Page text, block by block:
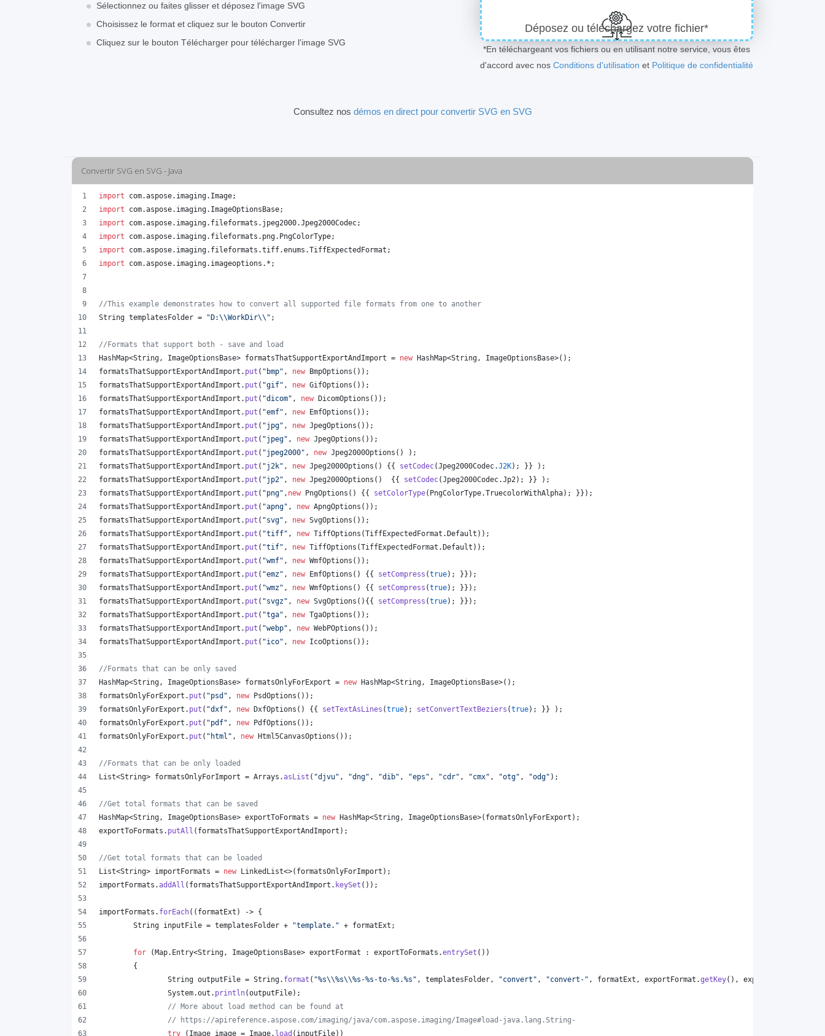
Sélectionnez ou faites glisser et déposez l'image SVG
Choisissez le format et cliquez sur le bouton Convertir
Cliquez sur le bouton Télécharger pour télécharger l'image SVG
Déposez ou téléchargez votre fichier*
*En téléchargeant vos fichiers ou en utilisant notre service, vous êtes
d'accord avec nos Conditions d'utilisation et Politique de confidentialité
Consultez nos démos en direct pour convertir SVG en SVG
Convertir SVG en SVG - Java
import com.aspose. imaging. Image;
import
com.aspose. imaging. ImageOptionsBase;
import
com.aspose. imaging. fileformats . jpeg2000.Jpeg2000Codec;
import
com.aspose. imaging. fileformats . png. PngColorType;
import
com.aspose. imaging. fileformats .tiff.enums .TiffExpectedFormat ;
import
com.aspose. imaging. imageoptions .*;
//This example demonstrates how to convert all supported file formats from one to another
String templatesFolder = "D:\\WorkDir\\ " ;
//Formats that support both - save and load
HashMap<String, ImageOptionsBase> formatsThatSupportExportAndImport = new HashMap<String, ImageOptionsBase>();
formatsThatSupportExportAndImport . put ( "bmp" , new BmpOptions ());
formatsThatSupportExportAndImport . put ( "gif" , new GifOptions ());
formatsThatSupportExportAndImport . put ( "dicom" , new DicomOptions ());
formatsThatSupportExportAndImport . put ( "emf" , new EmfOptions ());
formatsThatSupportExportAndImport . put ( "jpg" , new JpegOptions ());
formatsThatSupportExportAndImport . put ( "jpeg" , new JpegOptions ());
formatsThatSupportExportAndImport . put ( "jpeg2000" , new Jpeg2000Options () );
formatsThatSupportExportAndImport . put ( "j2k" , new Jpeg2000Options () {{ setCodec(Jpeg2000Codec.J2K); }} );
formatsThatSupportExportAndImport . put ( "jp2" , new Jpeg2000Options ()  {{ setCodec(Jpeg2000Codec.Jp2); }} );
formatsThatSupportExportAndImport . put ( "png" , new PngOptions () {{ setColorType( PngColorType.TruecolorWithAlpha); }});
formatsThatSupportExportAndImport . put ( "apng" , new ApngOptions ());
formatsThatSupportExportAndImport . put ( "svg" , new SvgOptions ());
formatsThatSupportExportAndImport . put ( "tiff" , new TiffOptions (TiffExpectedFormat . Default ));
formatsThatSupportExportAndImport . put ( "tif" , new TiffOptions (TiffExpectedFormat . Default ));
formatsThatSupportExportAndImport . put ( "wmf" , new WmfOptions ());
formatsThatSupportExportAndImport . put ( "emz" , new EmfOptions () {{ setCompress (true); }});
formatsThatSupportExportAndImport . put ( "wmz" , new WmfOptions () {{ setCompress (true); }});
formatsThatSupportExportAndImport . put ( "svgz" , new SvgOptions (){{ setCompress (true); }});
formatsThatSupportExportAndImport . put ( "tga" , new TgaOptions ());
formatsThatSupportExportAndImport . put ( "webp" , new WebPOptions ());
formatsThatSupportExportAndImport . put ( "ico" , new IcoOptions ());
//Formats that can be only saved
HashMap<String, ImageOptionsBase> formatsOnlyForExport = new HashMap<String, ImageOptionsBase>();
formatsOnlyForExport . put ( "psd" , new PsdOptions ());
formatsOnlyForExport . put ( "dxf" , new DxfOptions () {{ setTextAsLines (true); setConvertTextBeziers (true); }} );
formatsOnlyForExport . put ( "pdf" , new PdfOptions ());
formatsOnlyForExport . put ( "html" , new Html5CanvasOptions ());
//Formats that can be only loaded
List<String> formatsOnlyForImport = Arrays .asList ( "djvu" , "dng" , "dib" , "eps" , "cdr" , "cmx" , "otg" , "odg" );
//Get total formats that can be saved
HashMap<String, ImageOptionsBase> exportToFormats = new HashMap<String, ImageOptionsBase>( formatsOnlyForExport );
exportToFormats . putAll ( formatsThatSupportExportAndImport );
//Get total formats that can be loaded
List<String> importFormats = new LinkedList<>( formatsOnlyForImport );
importFormats .addAll ( formatsThatSupportExportAndImport . keySet ());
importFormats . forEach(( formatExt ) -> {
String inputFile = templatesFolder + "template." + formatExt ;
for ( Map. Entry<String, ImageOptionsBase> exportFormat : exportToFormats .entrySet ())
	{
String outputFile = String. format ( "%s\\%s\\%s-%s-to-%s.%s" , templatesFolder, "convert" , "convert-" , formatExt , exportFormat .getKey(), exportFormat
System.out . println(outputFile);
// More about load method can be found at
// https://apireference.aspose.com/imaging/java/com.aspose.imaging/Image#load-java.lang.String-
try ( Image image = Image. load ( inputFile))